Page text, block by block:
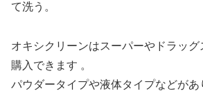
て洗う。
オキシクリーンはスーパーやドラッ
購入できます 。
パウダータイプや液体タイプなどが